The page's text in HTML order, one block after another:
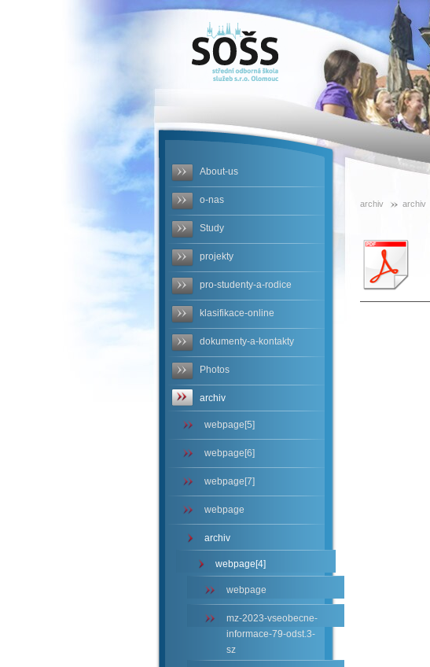
SOŠS -
pravidla-
sestaveni-
zaverecne-
prace-
mcrh-
2023.pdf
About-us
o-nas
Study
projekty
pro-studenty-a-rodice
klasifikace-online
dokumenty-a-kontakty
Photos
archiv
webpage[5]
webpage[6]
webpage[7]
webpage
archiv
webpage[4]
webpage
mz-2023-vseobecne-
informace-79-odst.3-
sz
archiv archiv